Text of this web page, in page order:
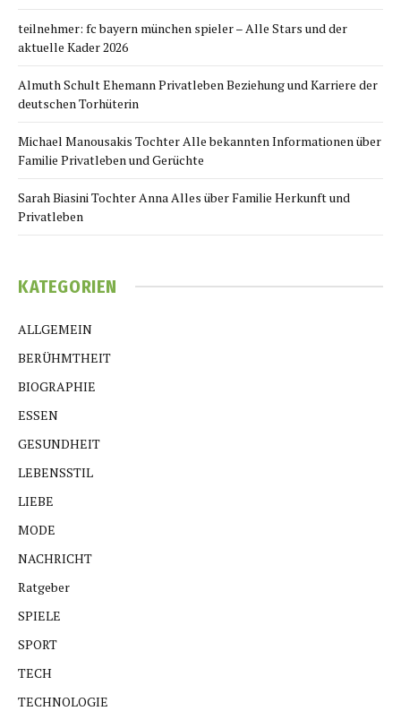
teilnehmer: fc bayern münchen spieler – Alle Stars und der
aktuelle Kader 2026
Almuth Schult Ehemann Privatleben Beziehung und Karriere der
deutschen Torhüterin
Michael Manousakis Tochter Alle bekannten Informationen über
Familie Privatleben und Gerüchte
Sarah Biasini Tochter Anna Alles über Familie Herkunft und
Privatleben
KATEGORIEN
ALLGEMEIN
BERÜHMTHEIT
BIOGRAPHIE
ESSEN
GESUNDHEIT
LEBENSSTIL
LIEBE
MODE
NACHRICHT
Ratgeber
SPIELE
SPORT
TECH
TECHNOLOGIE